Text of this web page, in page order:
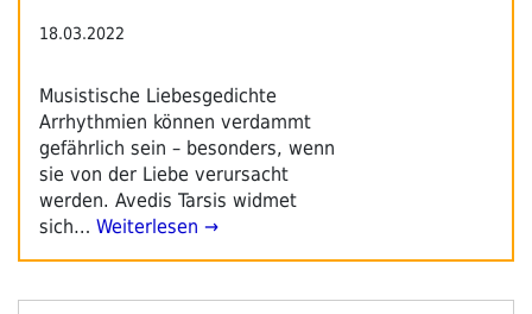
18.03.2022
Musistische Liebesgedichte
Arrhythmien können verdammt
gefährlich sein – besonders, wenn
sie von der Liebe verursacht
werden. Avedis Tarsis widmet
sich… Weiterlesen →